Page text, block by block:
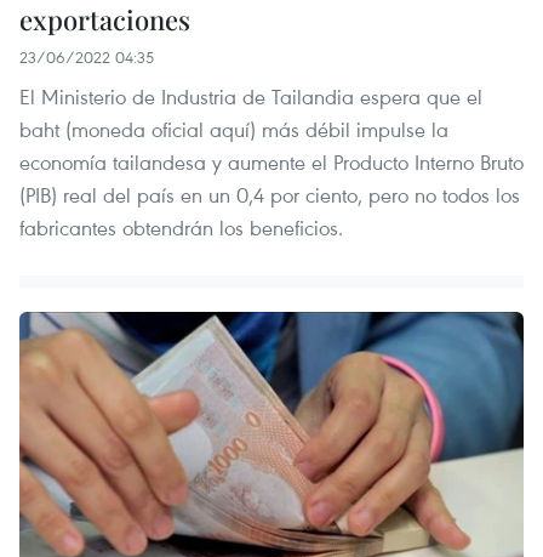
exportaciones
23/06/2022 04:35
El Ministerio de Industria de Tailandia espera que el
baht (moneda oficial aquí) más débil impulse la
economía tailandesa y aumente el Producto Interno Bruto
(PIB) real del país en un 0,4 por ciento, pero no todos los
fabricantes obtendrán los beneficios.